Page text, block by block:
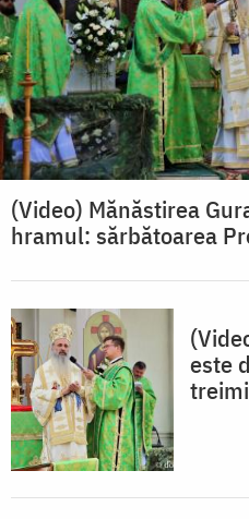
(Video) Mănăstirea
hramul: sărbătoarea
este